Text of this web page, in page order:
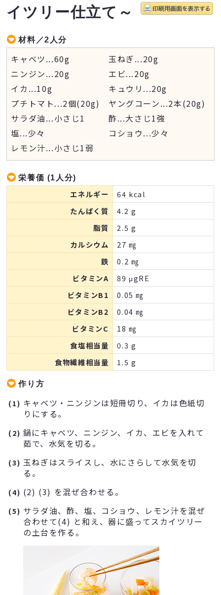
イツリー仕立て～
材料／2人分
キャベツ...60g 玉ねぎ...20g
ニンジン...20g エビ...20g
イカ ...10g キュウリ ...20g
プチトマト...2個(20g) ヤングコーン...2本(20g)
サラダ油...小さじ1 酢...大さじ1強
塩...少々 コショウ...少々
レモン汁...小さじ1弱
栄養価 (1人分)
エネルギー
64 kcal
たんぱく質
4.2 g
脂質
2.5 g
カルシウム
27 ㎎
鉄
0.2 ㎎
ビタミンA
89 μgRE
ビタミンB1
0.05 ㎎
ビタミンB2
0.04 ㎎
ビタミンC
18 ㎎
食塩相当量
0.3 g
食物繊維相当量
1.5 g
作り方
(1) キャベツ・ニンジンは短冊切り、イカは色紙切
りにする。
(2) 鍋にキャベツ、ニンジン、イカ、エビを入れて
茹で、水気を切る。
(3) 玉ねぎはスライスし、水にさらして水気を切
る。
(4) (2) (3) を混ぜ合わせる。
(5) サラダ油、酢、塩、コショウ、レモン汁を混ぜ
合わせて(4) と和え、器に盛ってスカイツリー
の土台を作る。